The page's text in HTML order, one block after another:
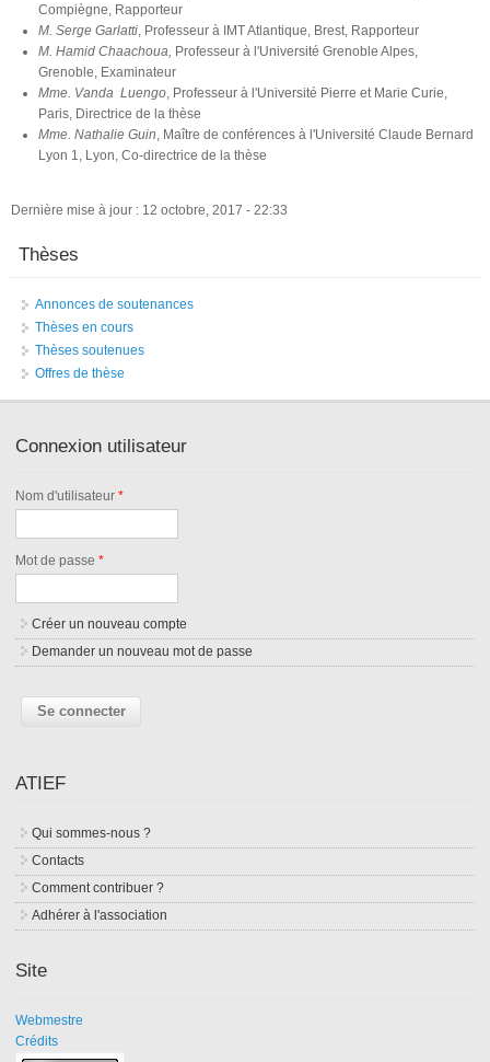
Compiègne, Rapporteur
M. Serge Garlatti, Professeur à IMT Atlantique, Brest, Rapporteur
M. Hamid Chaachoua, Professeur à l'Université Grenoble Alpes,
Grenoble, Examinateur
Mme. Vanda Luengo, Professeur à l'Université Pierre et Marie Curie,
Paris, Directrice de la thèse
Mme. Nathalie Guin, Maître de conférences à l'Université Claude Bernard
Lyon 1, Lyon, Co-directrice de la thèse
Dernière mise à jour : 12 octobre, 2017 - 22:33
Thèses
Annonces de soutenances
Thèses en cours
Thèses soutenues
Offres de thèse
Connexion utilisateur
Nom d'utilisateur*
Mot de passe*
Créer un nouveau compte
Demander un nouveau mot de passe
ATIEF
Qui sommes-nous ?
Contacts
Comment contribuer ?
Adhérer à l'association
Site
Webmestre
Crédits